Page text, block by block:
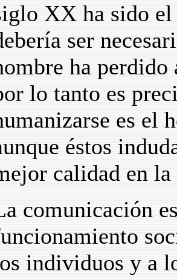
XX ha sido
ser
ha perdido
lo tanto es
es el
éstos
calidad en la
comunicación
individuos y a